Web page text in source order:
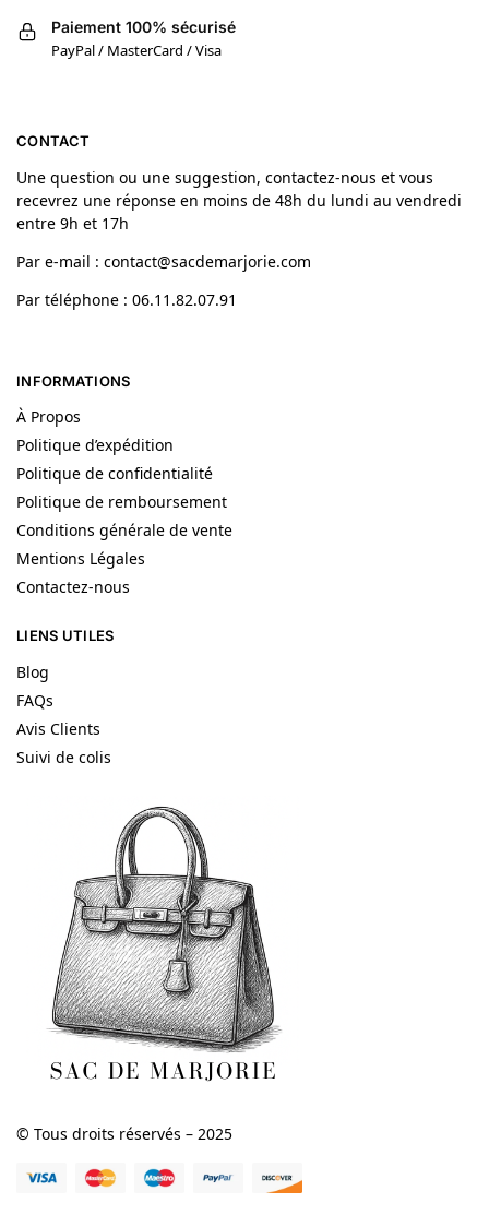
Paiement 100% sécurisé
PayPal / MasterCard / Visa
CONTACT
Une question ou une suggestion, contactez-nous et vous
recevrez une réponse en moins de 48h du lundi au vendredi
entre 9h et 17h
Par e-mail : contact@sacdemarjorie.com
Par téléphone : 06.11.82.07.91
INFORMATIONS
À Propos
Politique d’expédition
Politique de confidentialité
Politique de remboursement
Conditions générale de vente
Mentions Légales
Contactez-nous
LIENS UTILES
Blog
FAQs
Avis Clients
Suivi de colis
© Tous droits réservés – 2025